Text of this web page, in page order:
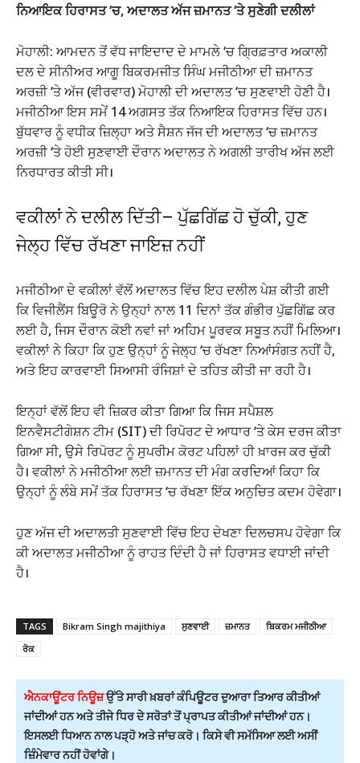
ਨਿਆਇਕ ਹਿਰਾਸਤ ‘ਚ, ਅਦਾਲਤ ਅੱਜ ਜ਼ਮਾਨਤ ‘ਤੇ ਸੁਣੇਗੀ ਦਲੀਲਾਂ
ਮੋਹਾਲੀ: ਆਮਦਨ ਤੋਂ ਵੱਧ ਜਾਇਦਾਦ ਦੇ ਮਾਮਲੇ ‘ਚ ਗ੍ਰਿਫ਼ਤਾਰ ਅਕਾਲੀ
ਦਲ ਦੇ ਸੀਨੀਅਰ ਆਗੂ ਬਿਕਰਮਜੀਤ ਸਿੰਘ ਮਜੀਠੀਆ ਦੀ ਜ਼ਮਾਨਤ
ਅਰਜ਼ੀ ‘ਤੇ ਅੱਜ (ਵੀਰਵਾਰ) ਮੋਹਾਲੀ ਦੀ ਅਦਾਲਤ ‘ਚ ਸੁਣਵਾਈ ਹੋਣੀ ਹੈ।
ਮਜੀਠੀਆ ਇਸ ਸਮੇਂ 14 ਅਗਸਤ ਤੱਕ ਨਿਆਇਕ ਹਿਰਾਸਤ ਵਿੱਚ ਹਨ।
ਬੁੱਧਵਾਰ ਨੂੰ ਵਧੀਕ ਜ਼ਿਲ੍ਹਾ ਅਤੇ ਸੈਸ਼ਨ ਜੱਜ ਦੀ ਅਦਾਲਤ ‘ਚ ਜ਼ਮਾਨਤ
ਅਰਜ਼ੀ ‘ਤੇ ਹੋਈ ਸੁਣਵਾਈ ਦੌਰਾਨ ਅਦਾਲਤ ਨੇ ਅਗਲੀ ਤਾਰੀਖ ਅੱਜ ਲਈ
ਨਿਰਧਾਰਤ ਕੀਤੀ ਸੀ।
ਵਕੀਲਾਂ ਨੇ ਦਲੀਲ ਦਿੱਤੀ– ਪੁੱਛਗਿੱਛ ਹੋ ਚੁੱਕੀ, ਹੁਣ
ਜੇਲ੍ਹ ਵਿੱਚ ਰੱਖਣਾ ਜਾਇਜ਼ ਨਹੀਂ
ਮਜੀਠੀਆ ਦੇ ਵਕੀਲਾਂ ਵੱਲੋਂ ਅਦਾਲਤ ਵਿੱਚ ਇਹ ਦਲੀਲ ਪੇਸ਼ ਕੀਤੀ ਗਈ
ਕਿ ਵਿਜੀਲੈਂਸ ਬਿਊਰੋ ਨੇ ਉਨ੍ਹਾਂ ਨਾਲ 11 ਦਿਨਾਂ ਤੱਕ ਗੰਭੀਰ ਪੁੱਛਗਿੱਛ ਕਰ
ਲਈ ਹੈ, ਜਿਸ ਦੌਰਾਨ ਕੋਈ ਨਵਾਂ ਜਾਂ ਅਹਿਮ ਪੂਰਵਕ ਸਬੂਤ ਨਹੀਂ ਮਿਲਿਆ।
ਵਕੀਲਾਂ ਨੇ ਕਿਹਾ ਕਿ ਹੁਣ ਉਨ੍ਹਾਂ ਨੂੰ ਜੇਲ੍ਹ ‘ਚ ਰੱਖਣਾ ਨਿਆਂਸੰਗਤ ਨਹੀਂ ਹੈ,
ਅਤੇ ਇਹ ਕਾਰਵਾਈ ਸਿਆਸੀ ਰੰਜਿਸ਼ਾਂ ਦੇ ਤਹਿਤ ਕੀਤੀ ਜਾ ਰਹੀ ਹੈ।
ਇਨ੍ਹਾਂ ਵੱਲੋਂ ਇਹ ਵੀ ਜ਼ਿਕਰ ਕੀਤਾ ਗਿਆ ਕਿ ਜਿਸ ਸਪੈਸ਼ਲ
ਇਨਵੈਸਟੀਗੇਸ਼ਨ ਟੀਮ (SIT) ਦੀ ਰਿਪੋਰਟ ਦੇ ਆਧਾਰ ‘ਤੇ ਕੇਸ ਦਰਜ ਕੀਤਾ
ਗਿਆ ਸੀ, ਉਸੇ ਰਿਪੋਰਟ ਨੂੰ ਸੁਪਰੀਮ ਕੋਰਟ ਪਹਿਲਾਂ ਹੀ ਖ਼ਾਰਜ ਕਰ ਚੁੱਕੀ
ਹੈ। ਵਕੀਲਾਂ ਨੇ ਮਜੀਠੀਆ ਲਈ ਜ਼ਮਾਨਤ ਦੀ ਮੰਗ ਕਰਦਿਆਂ ਕਿਹਾ ਕਿ
ਉਨ੍ਹਾਂ ਨੂੰ ਲੰਬੇ ਸਮੇਂ ਤੱਕ ਹਿਰਾਸਤ ‘ਚ ਰੱਖਣਾ ਇੱਕ ਅਨੁਚਿਤ ਕਦਮ ਹੋਵੇਗਾ।
ਹੁਣ ਅੱਜ ਦੀ ਅਦਾਲਤੀ ਸੁਣਵਾਈ ਵਿੱਚ ਇਹ ਦੇਖਣਾ ਦਿਲਚਸਪ ਹੋਵੇਗਾ ਕਿ
ਕੀ ਅਦਾਲਤ ਮਜੀਠੀਆ ਨੂੰ ਰਾਹਤ ਦਿੰਦੀ ਹੈ ਜਾਂ ਹਿਰਾਸਤ ਵਧਾਈ ਜਾਂਦੀ
ਹੈ।
TAGS Bikram Singh majithiya ਸੁਣਵਾਈ ਜ਼ਮਾਨਤ
ਬਿਕਰਮ ਮਜੀਠੀਆ
ਰੋਕ
ਐਨਕਾਊਂਟਰ ਨਿਊਜ਼ਉੱਤੇ ਸਾਰੀ ਖ਼ਬਰਾਂ ਕੰਪਿਊਟਰ ਦੁਆਰਾ ਤਿਆਰ ਕੀਤੀਆਂ
ਜਾਂਦੀਆਂ ਹਨ ਅਤੇ ਤੀਜੇ ਧਿਰ ਦੇ ਸਰੋਤਾਂ ਤੋਂ ਪ੍ਰਾਪਤ ਕੀਤੀਆਂ ਜਾਂਦੀਆਂ ਹਨ।
ਇਸਲਈ ਧਿਆਨ ਨਾਲ ਪੜ੍ਹੋ ਅਤੇ ਜਾਂਚ ਕਰੋ। ਕਿਸੇ ਵੀ ਸਮੱਸਿਆ ਲਈ ਅਸੀਂ
ਜ਼ਿੰਮੇਵਾਰ ਨਹੀਂ ਹੋਵਾਂਗੇ।